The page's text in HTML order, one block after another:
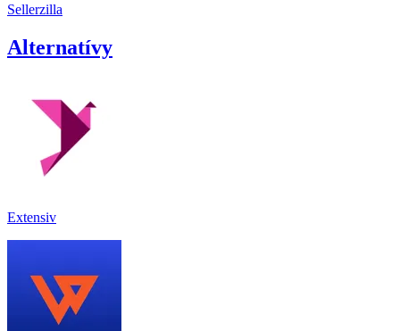
Sellerzilla
Alternatívy
Extensiv